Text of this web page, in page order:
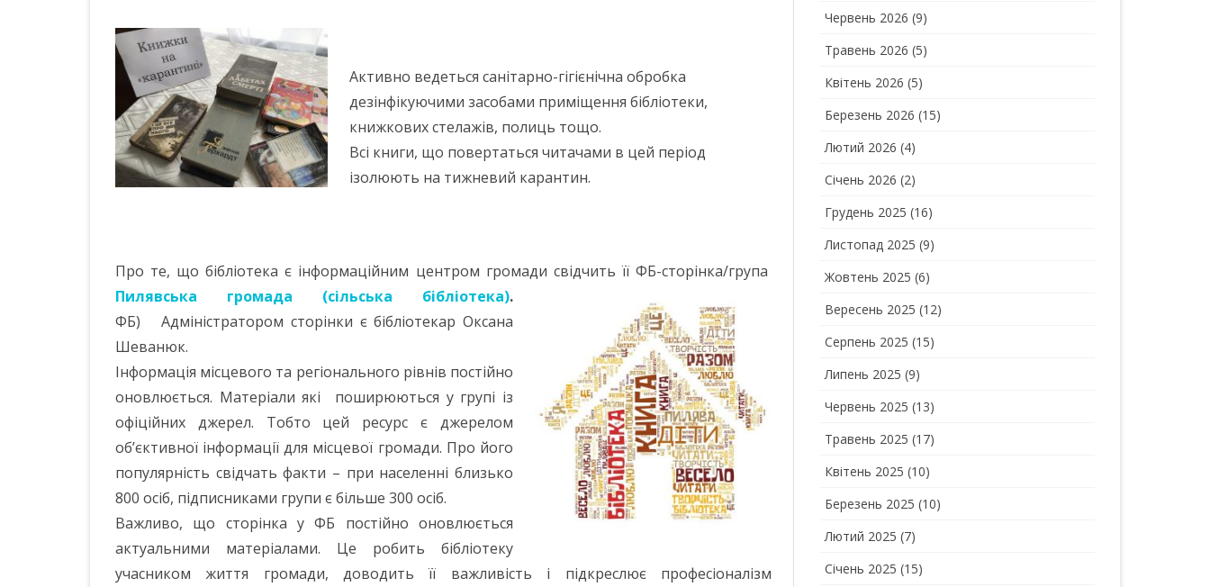
Активно ведеться санітарно-гігієнічна обробка
дезінфікуючими засобами приміщення бібліотеки,
книжкових стелажів, полиць тощо.
Всі книги, що повертаться читачами в цей період
ізолюють на тижневий карантин.
Про те, що бібліотека є інформаційним центром громади свідчить її ФБ-сторінка/група
Пилявська громада (сільська бібліотека).
ФБ) Адміністратором сторінки є бібліотекар Оксана
Шеванюк.
Інформація місцевого та регіонального рівнів постійно
оновлюється. Матеріали які поширюються у групі із
офіційних джерел. Тобто цей ресурс є джерелом
об’єктивної інформації для місцевої громади. Про його
популярність свідчать факти – при населенні близько
800 осіб, підписниками групи є більше 300 осіб.
Важливо, що сторінка у ФБ постійно оновлюється
актуальними матеріалами. Це робить бібліотеку
учасником життя громади, доводить її важливість і підкреслює професіоналізм
Червень 2026 (9)
Травень 2026 (5)
Квітень 2026 (5)
Березень 2026 (15)
Лютий 2026 (4)
Січень 2026 (2)
Грудень 2025 (16)
Листопад 2025 (9)
Жовтень 2025 (6)
Вересень 2025 (12)
Серпень 2025 (15)
Липень 2025 (9)
Червень 2025 (13)
Травень 2025 (17)
Квітень 2025 (10)
Березень 2025 (10)
Лютий 2025 (7)
Січень 2025 (15)